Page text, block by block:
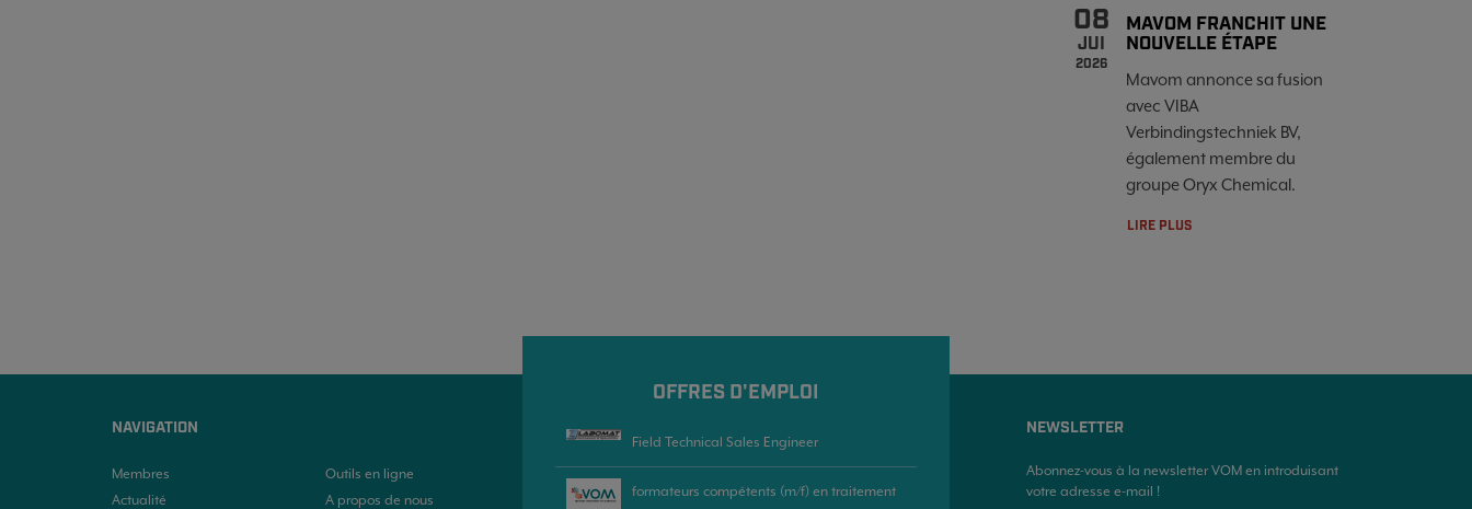
08
JUI
2026
MAVOM FRANCHIT UNE
NOUVELLE ÉTAPE
Mavom annonce sa fusion
avec VIBA
Verbindingstechniek BV,
également membre du
groupe Oryx Chemical.
LIRE PLUS
NAVIGATION
Membres
Actualité
Outils en ligne
A propos de nous
OFFRES D'EMPLOI
Field Technical Sales Engineer
formateurs compétents (m/f) en traitement
NEWSLETTER
Abonnez-vous à la newsletter VOM en introduisant
votre adresse e-mail !